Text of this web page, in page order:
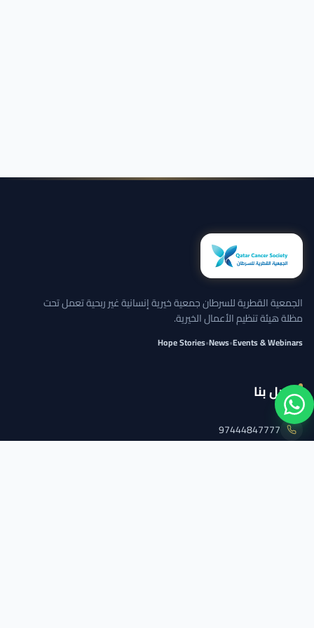
الجمعية القطرية للسرطان جمعية خيرية إنسانية غير ربحية تعمل تحت
مظلة هيئة تنظيم الأعمال الخيرية.
Events & Webinars
•
News
•
Hope Stories
اتصل بنا
97444847777